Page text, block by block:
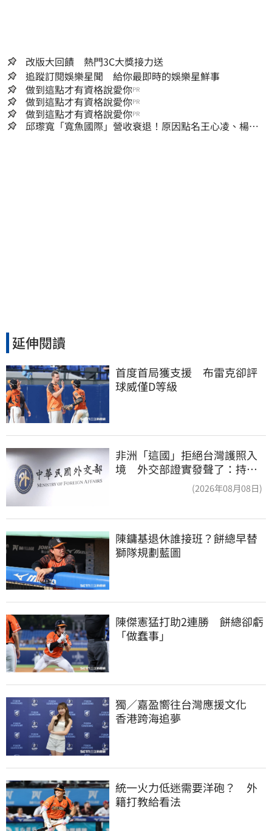
改版大回饋 熱門3C大獎接力送
追蹤訂閱娛樂星聞 給你最即時的娛樂星鮮事
做到這點才有資格說愛你PR
做到這點才有資格說愛你PR
做到這點才有資格說愛你PR
邱瓈寬「寬魚國際」營收衰退！原因點名王心凌、楊丞
延伸閱讀
首度首局獲支援　布雷克卻評
球威僅D等級
非洲「這國」拒絕台灣護照入
境 外交部證實發聲了：持續
(2026年08月08日)
陳鏞基退休誰接班？餅總早替
獅隊規劃藍圖
陳傑憲猛打助2連勝　餅總卻虧
「做蠢事」
獨／嘉盈嚮往台灣應援文化
香港跨海追夢
統一火力低迷需要洋砲？　外
籍打教給看法